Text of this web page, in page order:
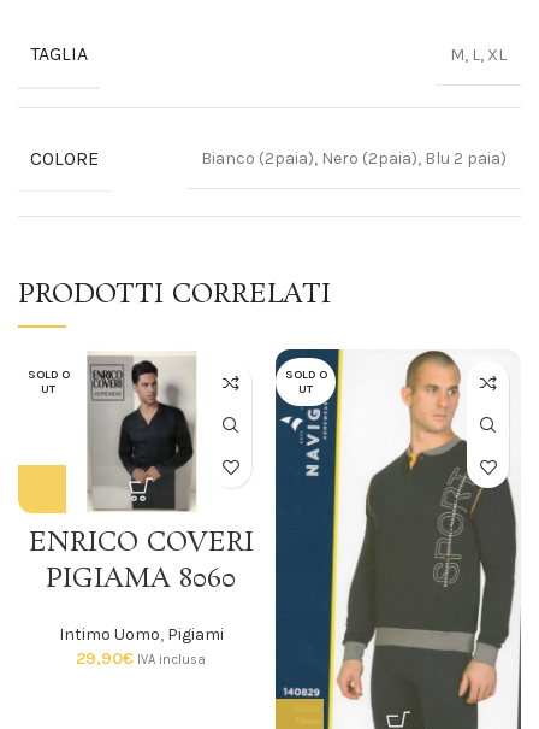
TAGLIA M, L, XL
COLORE Bianco (2paia), Nero (2paia), Blu 2 paia)
PRODOTTI CORRELATI
SOLD O
UT
ENRICO COVERI
PIGIAMA 8060
Intimo Uomo, Pigiami
29,90€ IVA inclusa
SOLD O
UT